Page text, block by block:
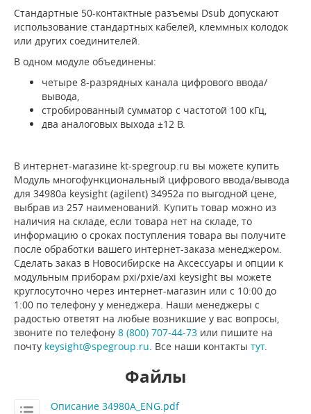
Стандартные 50-контактные разъемы Dsub допускают
использование стандартных кабелей, клеммных колодок
или других соединителей.
В одном модуле объединены:
четыре 8-разрядных канала цифрового ввода/
вывода,
стробированный сумматор с частотой 100 кГц,
два аналоговых выхода ±12 В.
В интернет-магазине kt-spegroup.ru вы можете купить
Модуль многофункциональный цифрового ввода/вывода
для 34980a keysight (agilent) 34952a по выгодной цене,
выбрав из 257 наименований. Купить товар можно из
наличия на складе, если товара нет на складе, то
информацию о сроках поступления товара вы получите
после обработки вашего интернет-заказа менеджером.
Сделать заказ в Новосибирске на Аксессуары и опции к
модульным приборам pxi/pxie/axi keysight вы можете
круглосуточно через интернет-магазин или с 10:00 до
1:00 по телефону у менеджера. Наши менеджеры с
радостью ответят на любые возникшие у вас вопросы,
звоните по телефону 8 (800) 707-44-73 или пишите на
почту keysight@spegroup.ru. Все наши контакты тут.
Файлы
Описание 34980A_ENG.pdf